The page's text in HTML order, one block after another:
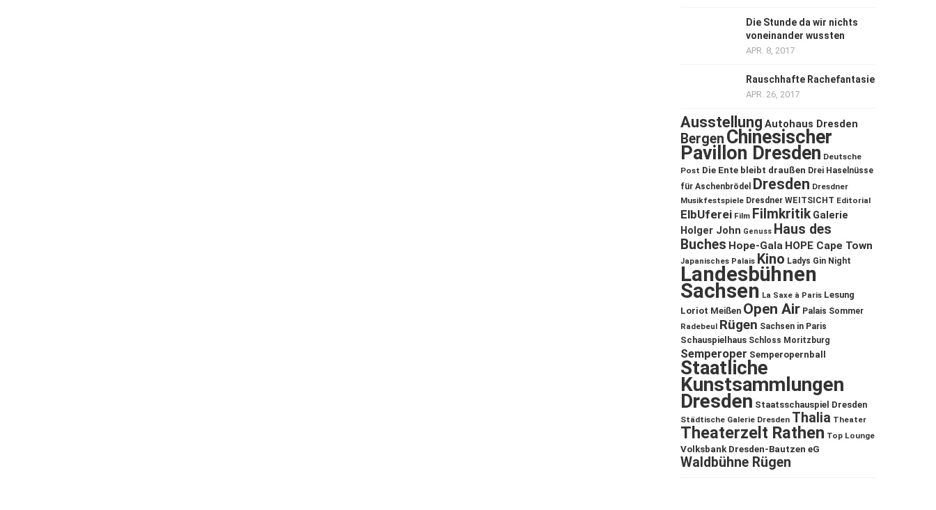
Die Stunde da wir nichts
voneinander wussten
APR. 8, 2017
Rauschhafte Rachefantasie
APR. 26, 2017
Ausstellung Autohaus Dresden
Bergen Chinesischer
Pavillon Dresden Deutsche
Post Die Ente bleibt draußen Drei Haselnüsse
für Aschenbrödel
Dresden Dresdner
Musikfestspiele Dresdner WEITSICHT Editorial
ElbUferei Film Filmkritik Galerie
Holger John Genuss Haus des
Buches Hope-Gala HOPE Cape Town
Japanisches Palais Kino Ladys Gin Night
Landesbühnen
Sachsen La Saxe à Paris Lesung
Loriot Meißen Open Air Palais Sommer
Radebeul Rügen Sachsen in Paris
Schauspielhaus Schloss Moritzburg
Semperoper Semperopernball
Staatliche
Kunstsammlungen
Dresden Staatsschauspiel Dresden
Städtische Galerie Dresden Thalia Theater
Theaterzelt Rathen Top Lounge
Volksbank Dresden-Bautzen eG
Waldbühne Rügen